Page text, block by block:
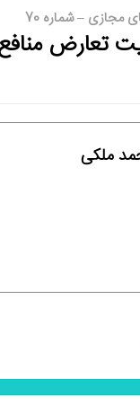
– شماره 70
تعارض
ملکی